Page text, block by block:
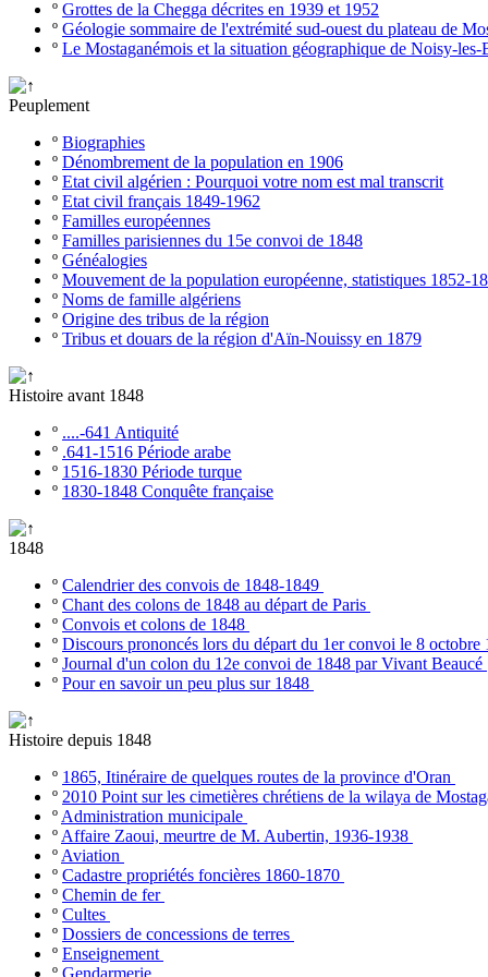
º Grottes de la Chegga décrites en 1939 et 1952
º Géologie sommaire de l'extrémité sud-ouest du plateau de
º Le Mostaganémois et la situation géographique de Noisy-les-
Peuplement
º Biographies
º Dénombrement de la population en 1906
º Etat civil algérien : Pourquoi votre nom est mal transcrit
º Etat civil français 1849-1962
º Familles européennes
º Familles parisiennes du 15e convoi de 1848
º Généalogies
º Mouvement de la population européenne, statistiques 1852-
º Noms de famille algériens
º Origine des tribus de la région
º Tribus et douars de la région d'Aïn-Nouissy en 1879
Histoire avant 1848
º ....-641 Antiquité
º .641-1516 Période arabe
º 1516-1830 Période turque
º 1830-1848 Conquête française
1848
º Calendrier des convois de 1848-1849
º Chant des colons de 1848 au départ de Paris
º Convois et colons de 1848
º Discours prononcés lors du départ du 1er convoi le 8 octobre
º Journal d'un colon du 12e convoi de 1848 par Vivant Beaucé
º Pour en savoir un peu plus sur 1848
Histoire depuis 1848
º 1865, Itinéraire de quelques routes de la province d'Oran
º 2010 Point sur les cimetières chrétiens de la wilaya de
º Administration municipale
º Affaire Zaoui, meurtre de M. Aubertin, 1936-1938
º Aviation
º Cadastre propriétés foncières 1860-1870
º Chemin de fer
º Cultes
º Dossiers de concessions de terres
º Enseignement
º Gendarmerie